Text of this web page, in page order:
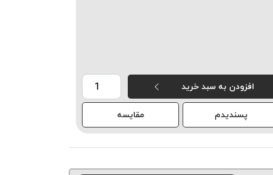
افزودن به سبد خرید
پسندیدم
مقایسه